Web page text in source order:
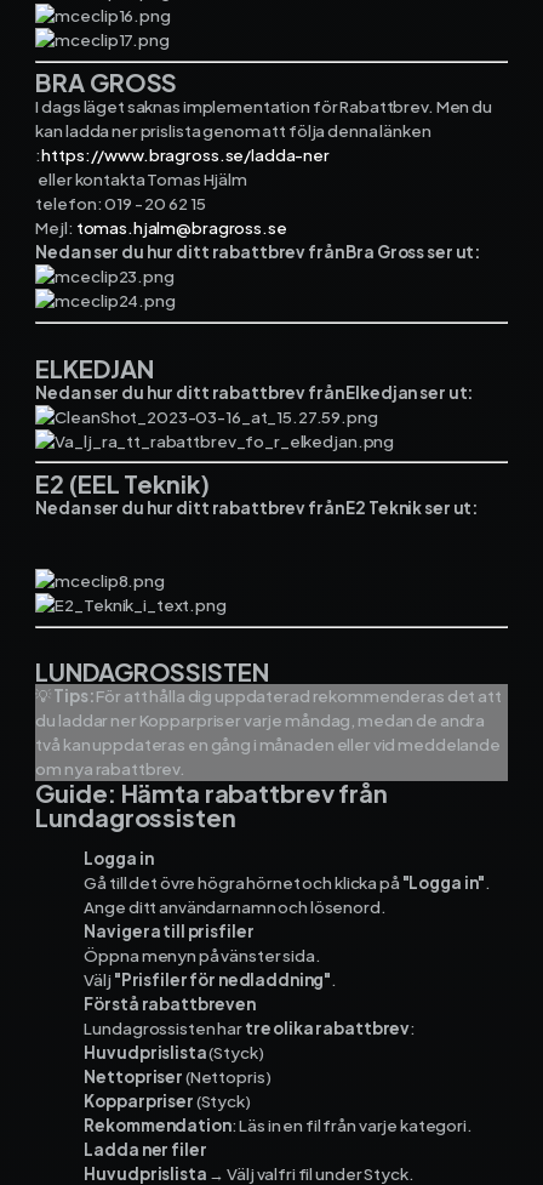
BRA GROSS
I dags läget saknas implementation för Rabattbrev. Men du
kan ladda ner prislista genom att följa denna länken
:https://www.bragross.se/ladda-ner
eller kontakta Tomas Hjälm
telefon: 019 - 20 62 15
Mejl: tomas.hjalm@bragross.se
Nedan ser du hur ditt rabattbrev från Bra Gross ser ut:
ELKEDJAN
Nedan ser du hur ditt rabattbrev från Elkedjan ser ut:
E2 (EEL Teknik)
Nedan ser du hur ditt rabattbrev från E2 Teknik ser ut:
LUNDAGROSSISTEN
💡Tips:För att hålla dig uppdaterad rekommenderas det att
du laddar ner Kopparpriser varje måndag, medan de andra
två kan uppdateras en gång i månaden eller vid meddelande
om nya rabattbrev.
Guide: Hämta rabattbrev från
Lundagrossisten
Logga in
Gå till det övre högra hörnet och klicka på "Logga in".
Ange ditt användarnamn och lösenord.
Navigera till prisfiler
Öppna menyn på vänster sida.
Välj "Prisfiler för nedladdning".
Förstå rabattbreven
Lundagrossisten hartre olika rabattbrev:
Huvudprislista(Styck)
Nettopriser(Nettopris)
Kopparpriser(Styck)
Rekommendation: Läs in en fil från varje kategori.
Ladda ner filer
Huvudprislista → Välj valfri fil underStyck.